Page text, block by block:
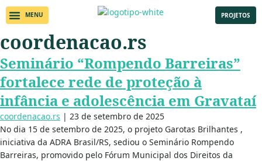
PROJETOS
coordenacao.rs
Seminário “Rompendo Barreiras”
fortalece rede de proteção à
infância e adolescência em Gravataí
coordenacao.rs | 23 de setembro de 2025
No dia 15 de setembro de 2025, o projeto Garotas Brilhantes ,
iniciativa da ADRA Brasil/RS, sediou o Seminário Rompendo
Barreiras, promovido pelo Fórum Municipal dos Direitos da